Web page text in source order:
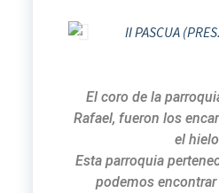
El coro de la
Rafael, fueron los
el
Esta parroquia
podemos